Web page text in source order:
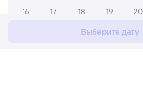
16 17 18 19 20
25 26 27
Выберите дату